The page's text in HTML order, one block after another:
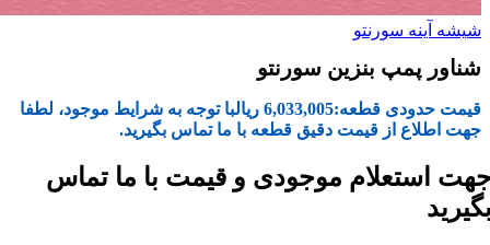
شیشه آینه سورنتو
شناور پمپ بنزین سورنتو
قیمت حدودی قطعه:6,033,005 ریالبا توجه به شرایط موجود، لطفا
جهت اطلاع از قیمت دقیق قطعه با ما تماس بگیرید.
استعلام موجودی و قیمت با ما تماس